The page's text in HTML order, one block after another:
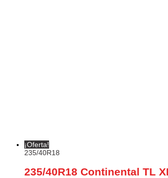
¡Oferta!
235/40R18
235/40R18 Continental TL